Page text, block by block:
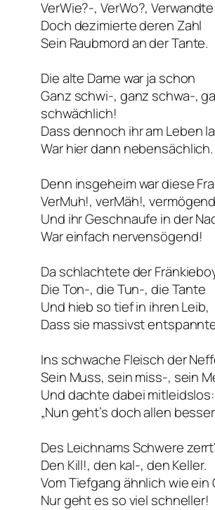
VerWie?-, VerWo?,
Doch dezimierte deren Zahl
Sein Raubmord an der Tante.
Die alte Dame war ja schon
Ganz schwi-, ganz schwa-,
schwächlich!
Dass dennoch ihr am Leben
War hier dann nebensächlich.
Denn insgeheim war diese
VerMuh!, verMäh!,
Und ihr Geschnaufe in der
War einfach nervensögend!
Da schlachtete der
Die Ton-, die Tun-, die Tante
Und hieb so tief in ihren Leib,
Dass sie massivst
Ins schwache Fleisch der
Sein Muss, sein miss-, sein
Und dachte dabei mitleidslos:
„Nun geht’s doch allen
Des Leichnams Schwere
Den Kill!, den kal-, den Keller.
Vom Tiefgang ähnlich wie ein
Nur geht es so viel schneller!